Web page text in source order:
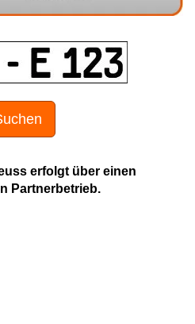
erfolgt über einen
Partnerbetrieb.